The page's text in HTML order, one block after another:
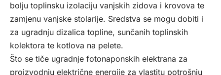
bolju toplinsku izolaciju vanjskih zidova i krovova te
zamjenu vanjske stolarije. Sredstva se mogu dobiti i
za ugradnju dizalica topline, sunčanih toplinskih
kolektora te kotlova na pelete.
Što se tiče ugradnje fotonaponskih elektrana za
proizvodnju električne energije za vlastitu potrošnju